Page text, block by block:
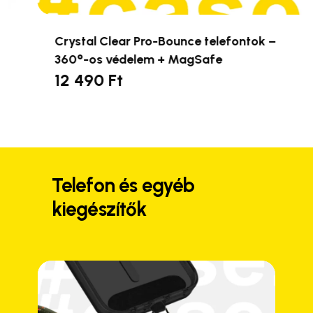
Crystal Clear Pro-Bounce telefontok –
360°-os védelem + MagSafe
12 490Ft
variációja
A
változatok
választhatók
ki
Telefon és egyéb
kiegészítők